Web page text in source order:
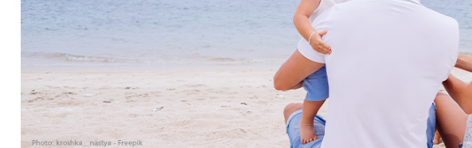
Brustentzündung
Brustkrebsrisiko
Doppelpumpen